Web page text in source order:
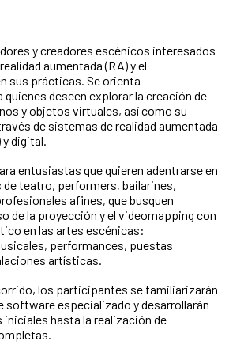
y creadores escénicos interesados
aumentada (RA) y el
sus prácticas. Se orienta
deseen explorar la creación de
y objetos virtuales, así como su
de sistemas de realidad aumentada
digital.
entusiastas que quieren adentrarse en
teatro, performers, bailarines,
afines, que busquen
de la proyección y el videomapping con
en las artes escénicas:
performances, puestas
artísticas.
los participantes se familiarizarán
software especializado y desarrollarán
hasta la realización de